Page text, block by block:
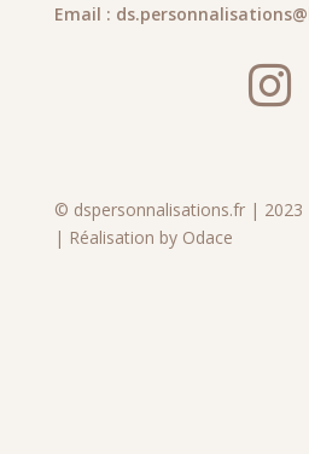
Email :

© dspersonnalisations.fr |
| Réalisation by Odace